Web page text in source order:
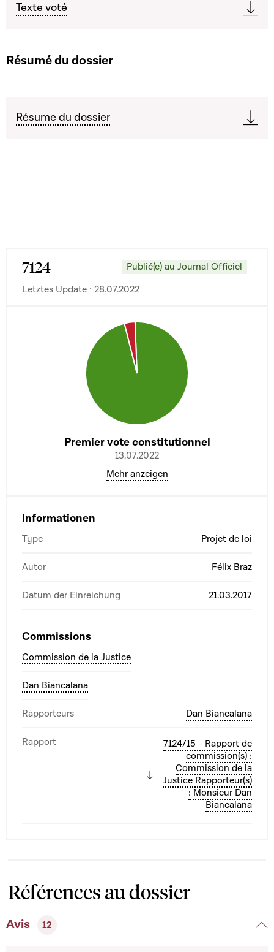
Texte voté
Résumé du dossier
Résume du dossier
7124
Publié(e) au Journal Officiel
Letztes Update · 28.07.2022
Premier vote constitutionnel
13.07.2022
Mehr anzeigen
Informationen
Type Projet de loi
Autor Félix Braz
Datum der Einreichung 21.03.2017
Commissions
Commission de la Justice
Dan Biancalana
Rapporteurs Dan Biancalana
Rapport
7124/15 - Rapport de
commission(s) :
Commission de la
Justice Rapporteur(s)
: Monsieur Dan
Biancalana
Références au dossier
Avis 12